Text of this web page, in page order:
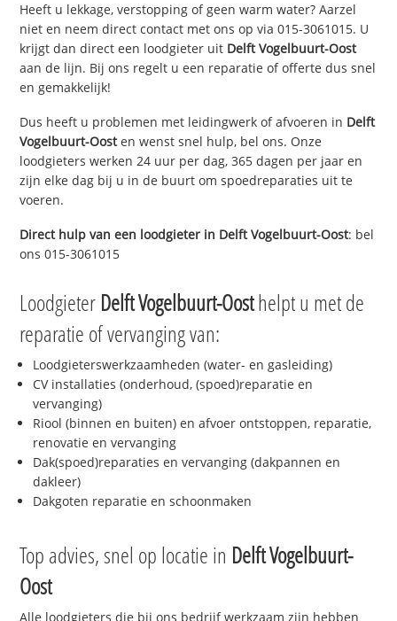
Heeft u lekkage, verstopping of geen warm water? Aarzel
niet en neem direct contact met ons op via 015-3061015. U
krijgt dan direct een loodgieter uit Delft Vogelbuurt-Oost
aan de lijn. Bij ons regelt u een reparatie of offerte dus snel
en gemakkelijk!
Dus heeft u problemen met leidingwerk of afvoeren in Delft
Vogelbuurt-Oosten wenst snel hulp, bel ons. Onze
loodgieters werken 24 uur per dag, 365 dagen per jaar en
zijn elke dag bij u in de buurt om spoedreparaties uit te
voeren.
Direct hulp van een loodgieter in Delft Vogelbuurt-Oost: bel
ons 015-3061015
Loodgieter Delft Vogelbuurt-Oosthelpt u met de
reparatie of vervanging van:
Loodgieterswerkzaamheden (water- en gasleiding)
CV installaties (onderhoud, (spoed)reparatie en
vervanging)
Riool (binnen en buiten) en afvoer ontstoppen, reparatie,
renovatie en vervanging
Dak(spoed)reparaties en vervanging (dakpannen en
dakleer)
Dakgoten reparatie en schoonmaken
Top advies, snel op locatie in Delft Vogelbuurt-
Oost
Alle loodgieters die bij ons bedrijf werkzaam zijn hebben